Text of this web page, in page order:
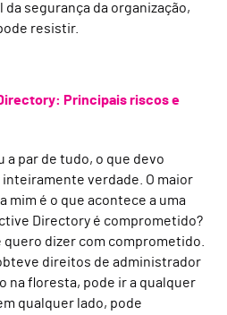
segurança da organização,
resistir.
Principais riscos e
a par de tudo, o que devo
verdade. O maior
mim é o que acontece a uma
Directory é comprometido?
quero dizer com comprometido.
direitos de administrador
na floresta, pode ir a qualquer
qualquer lado, pode